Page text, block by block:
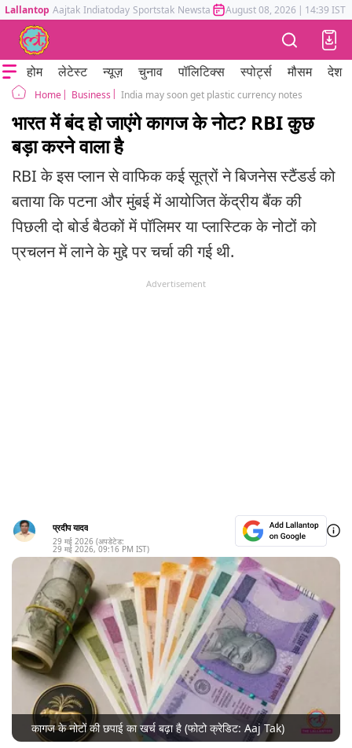
Lallantop Aajtak Indiatoday Sportstak Newstak Mumbai Tak Astrotak
August 08, 2026 | 14:39 IST
होम लेटेस्ट न्यूज़ चुनाव पॉलिटिक्स स्पोर्ट्स मौसम देश
Home Business India may soon get plastic currency notes
भारत में बंद हो जाएंगे कागज के नोट? RBI कुछ
बड़ा करने वाला है
RBI के इस प्लान से वाफिक कई सूत्रों ने बिजनेस स्टैंडर्ड को
बताया कि पटना और मुंबई में आयोजित केंद्रीय बैंक की
पिछली दो बोर्ड बैठकों में पॉलिमर या प्लास्टिक के नोटों को
प्रचलन में लाने के मुद्दे पर चर्चा की गई थी.
Advertisement
प्रदीप यादव
29 मई 2026 (अपडेटेड:
29 मई 2026, 09:16 PM IST)
कागज के नोटों की छपाई का खर्च बढ़ा है (फोटो क्रेडिट: Aaj Tak)